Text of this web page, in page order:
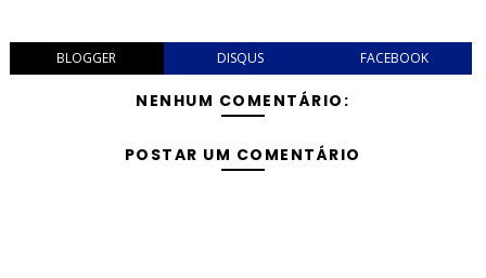
BLOGGER DISQUS FACEBOOK
NENHUM COMENTÁRIO:
POSTAR UM COMENTÁRIO